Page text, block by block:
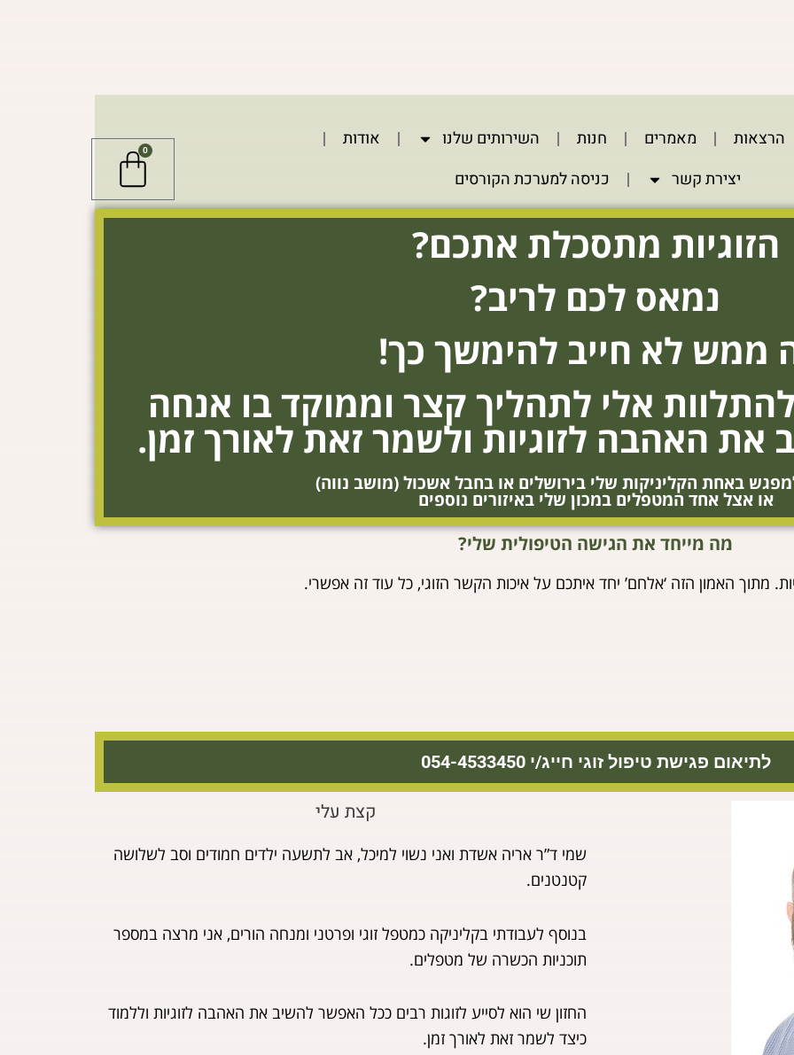
הרצאות מאמרים חנות השירותים שלנו
אודות
יצירת קשר
כניסה למערכת הקורסים
0
עגלת
קניות
הזוגיות מתסכלת אתכם?
נמאס לכם לריב?
ממש לא חייב להימשך כך!
אלי לתהליך קצר וממוקד בו אנחה
את האהבה לזוגיות ולשמר זאת לאורך זמן.
באחת הקליניקות שלי בירושלים או בחבל אשכול (מושב נווה)
או אצל אחד המטפלים במכון שלי באיזורים נוספים
מה מייחד את הגישה הטיפולית שלי?
מתוך האמון הזה ‘אלחם’ יחד איתכם על איכות הקשר הזוגי, כל עוד זה אפשרי.
לתיאום פגישת טיפול זוגי חייג/י 054-4533450
קצת עלי
שמי ד”ר אריה אשדת ואני נשוי למיכל, אב לתשעה ילדים חמודים וסב לשלושה
קטנטנים.
בנוסף לעבודתי בקליניקה כמטפל זוגי ופרטני ומנחה הורים, אני מרצה במספר
תוכניות הכשרה של מטפלים.
החזון שי הוא לסייע לזוגות רבים ככל האפשר להשיב את האהבה לזוגיות וללמוד
כיצד לשמר זאת לאורך זמן.